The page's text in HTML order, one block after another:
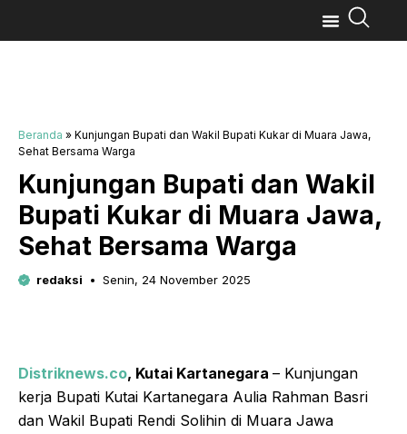
Beranda » Kunjungan Bupati dan Wakil Bupati Kukar di Muara Jawa,
Sehat Bersama Warga
Kunjungan Bupati dan Wakil
Bupati Kukar di Muara Jawa,
Sehat Bersama Warga
redaksi Senin, 24 November 2025
Distriknews.co, Kutai Kartanegara – Kunjungan
kerja Bupati Kutai Kartanegara Aulia Rahman Basri
dan Wakil Bupati Rendi Solihin di Muara Jawa